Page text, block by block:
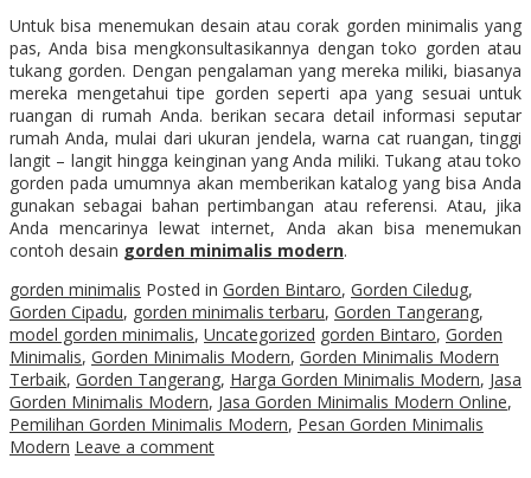
Untuk bisa menemukan desain atau corak gorden minimalis yang
pas, Anda bisa mengkonsultasikannya dengan toko gorden atau
tukang gorden. Dengan pengalaman yang mereka miliki, biasanya
mereka mengetahui tipe gorden seperti apa yang sesuai untuk
ruangan di rumah Anda. berikan secara detail informasi seputar
rumah Anda, mulai dari ukuran jendela, warna cat ruangan, tinggi
langit – langit hingga keinginan yang Anda miliki. Tukang atau toko
gorden pada umumnya akan memberikan katalog yang bisa Anda
gunakan sebagai bahan pertimbangan atau referensi. Atau, jika
Anda mencarinya lewat internet, Anda akan bisa menemukan
contoh desain gorden minimalis modern.
gorden minimalis Posted in Gorden Bintaro, Gorden Ciledug,
Gorden Cipadu, gorden minimalis terbaru, Gorden Tangerang,
model gorden minimalis, Uncategorized gorden Bintaro, Gorden
Minimalis, Gorden Minimalis Modern, Gorden Minimalis Modern
Terbaik, Gorden Tangerang, Harga Gorden Minimalis Modern, Jasa
Gorden Minimalis Modern, Jasa Gorden Minimalis Modern Online,
Pemilihan Gorden Minimalis Modern, Pesan Gorden Minimalis
Modern Leave a comment